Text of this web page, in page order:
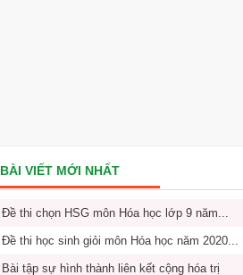
BÀI VIẾT MỚI NHẤT
Đề thi chọn HSG môn Hóa học lớp 9 năm...
Đề thi học sinh giỏi môn Hóa học năm 2020...
Bài tập sự hình thành liên kết cộng hóa trị